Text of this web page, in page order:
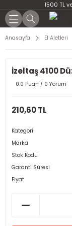
1500 TL
Anasayfa El Aletleri
İzeltaş 4100
0.0 Puan / 0 Yorum
210,60 TL
Kategori
Marka
Stok Kodu
Garanti Süresi
Fiyat